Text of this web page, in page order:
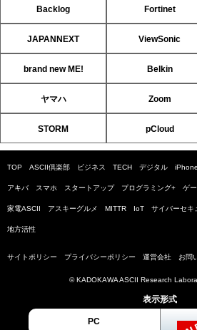
Backlog Fortinet
JAPANNEXT ViewSonic
brand new ME! Belkin
ヤマハ Zoom
STORM pCloud
TOP ASCII倶楽部 ビジネス TECH デジタル
アキバ スマホ スタートアップ プログラミング+ ゲ
家電ASCII アスキーグルメ MITTR IoT サイバーセキ
地方活性
サイトポリシー プライバシーポリシー 運営会社 お問
© KADOKAWA ASCII Research
表示形式
PC